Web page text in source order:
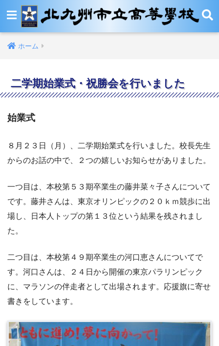
ホーム
二学期始業式・祝勝会を行いました
始業式
８月２３日（月）、二学期始業式を行いました。校長先生
からのお話の中で、２つの嬉しいお知らせがありました。
一つ目は、本校第５３期卒業生の藤井菜々子さんについて
です。藤井さんは、東京オリンピックの２０ｋｍ競歩に出
場し、日本人トップの第１３位という結果を残されまし
た。
二つ目は、本校第４９期卒業生の河口恵さんについてで
す。河口さんは、２４日から開催の東京パラリンピック
に、マラソンの伴走者として出場されます。応援旗に寄せ
書きをしています。